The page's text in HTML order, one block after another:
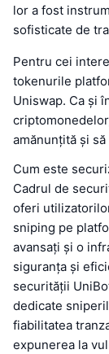
lor a fost
sofisticate de
Pentru cei
tokenurile
Uniswap. Ca și
amănunțită și
Cum este
Cadrul de
oferi
sniping pe
avansați și o
siguranța și
securității
dedicate
fiabilitatea
expunerea la